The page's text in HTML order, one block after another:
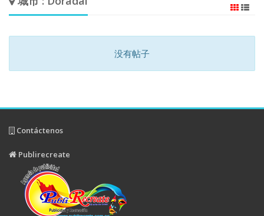
没有帖子
Contáctenos
Publirecreate